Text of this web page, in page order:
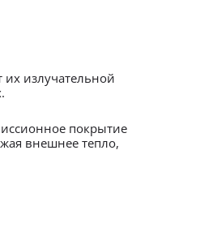
излучательной
покрытие
внешнее тепло,